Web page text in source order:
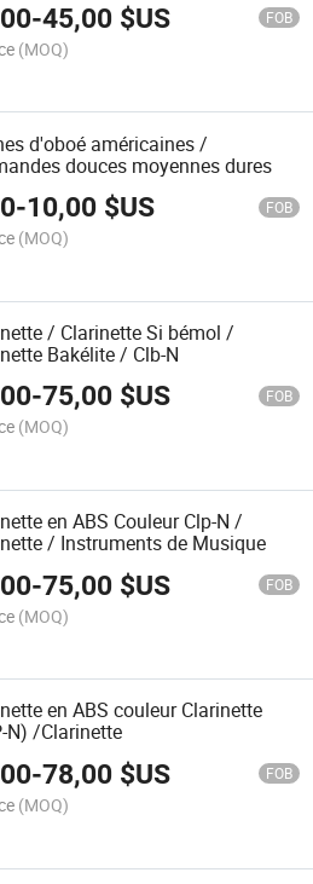
-45,00 $US FOB
(MOQ)
d'oboé américaines /
douces moyennes dures
-10,00 $US FOB
(MOQ)
/ Clarinette Si bémol /
Bakélite / Clb-N
-75,00 $US FOB
(MOQ)
en ABS Couleur Clp-N /
/ Instruments de Musique
-75,00 $US FOB
(MOQ)
en ABS couleur Clarinette
N) /Clarinette
-78,00 $US FOB
(MOQ)